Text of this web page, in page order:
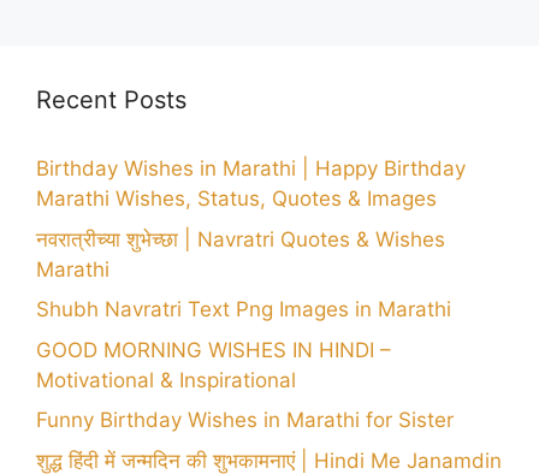
Recent Posts
Birthday Wishes in Marathi | Happy Birthday
Marathi Wishes, Status, Quotes & Images
नवरात्रीच्या शुभेच्छा | Navratri Quotes & Wishes
Marathi
Shubh Navratri Text Png Images in Marathi
GOOD MORNING WISHES IN HINDI –
Motivational & Inspirational
Funny Birthday Wishes in Marathi for Sister
शुद्ध हिंदी में जन्मदिन की शुभकामनाएं | Hindi Me Janamdin